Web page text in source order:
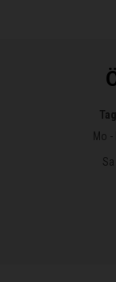
Tag
Mo -
Sa